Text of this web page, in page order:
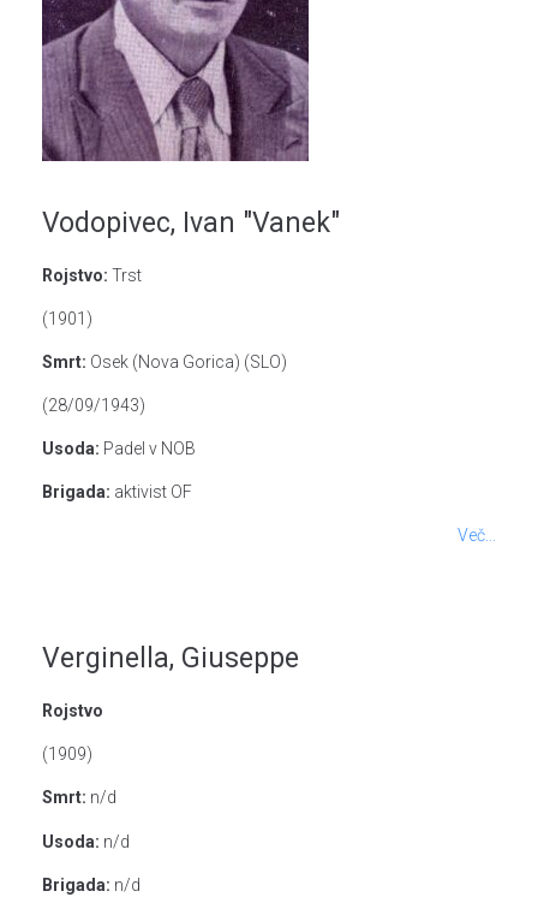
Vodopivec, Ivan "Vanek"
Rojstvo: Trst
(1901)
Smrt: Osek (Nova Gorica) (SLO)
(28/09/1943)
Usoda: Padel v NOB
Brigada: aktivist OF
Več...
Verginella, Giuseppe
Rojstvo
(1909)
Smrt: n/d
Usoda: n/d
Brigada: n/d